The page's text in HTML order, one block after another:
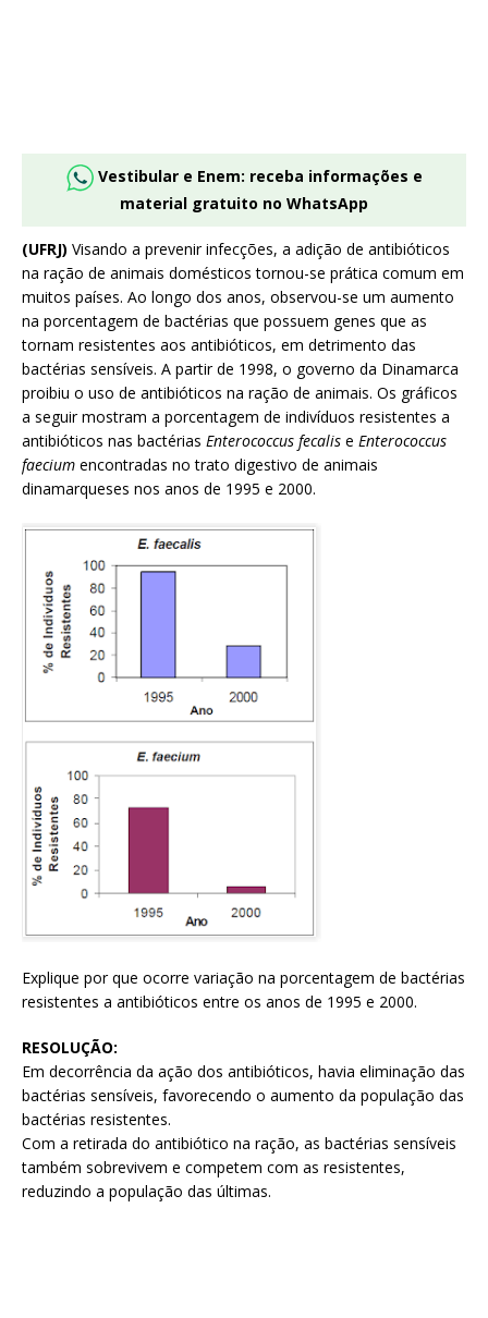
Vestibular e Enem: receba informações e
material gratuito no WhatsApp
(UFRJ) Visando a prevenir infecções, a adição de antibióticos
na ração de animais domésticos tornou-se prática comum em
muitos países. Ao longo dos anos, observou-se um aumento
na porcentagem de bactérias que possuem genes que as
tornam resistentes aos antibióticos, em detrimento das
bactérias sensíveis. A partir de 1998, o governo da Dinamarca
proibiu o uso de antibióticos na ração de animais. Os gráficos
a seguir mostram a porcentagem de indivíduos resistentes a
antibióticos nas bactérias Enterococcus fecalis e Enterococcus
faecium encontradas no trato digestivo de animais
dinamarqueses nos anos de 1995 e 2000.
Explique por que ocorre variação na porcentagem de bactérias
resistentes a antibióticos entre os anos de 1995 e 2000.
RESOLUÇÃO:
Em decorrência da ação dos antibióticos, havia eliminação das
bactérias sensíveis, favorecendo o aumento da população das
bactérias resistentes.
Com a retirada do antibiótico na ração, as bactérias sensíveis
também sobrevivem e competem com as resistentes,
reduzindo a população das últimas.